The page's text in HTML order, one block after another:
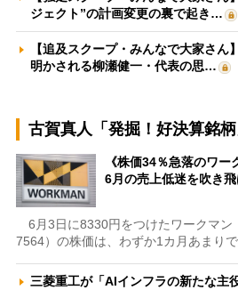
ジェクト”の計画変更の裏で起き…
【追及スクープ・みんなで大家さん
明かされる柳瀬健一・代表の思…
古賀真人「発掘！好決算銘柄
《株価34％急落のワー
6月の売上低迷を吹き
6月3日に8330円をつけたワークマン
7564）の株価は、わずか1カ月あまり
三菱重工が「AIインフラの新たな主